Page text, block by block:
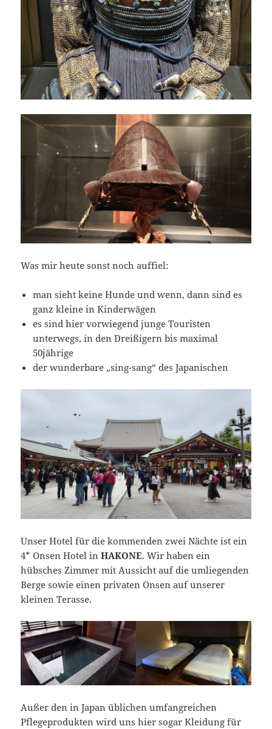
Was mir heute sonst noch auffiel:
man sieht keine Hunde und wenn, dann sind es
ganz kleine in Kinderwägen
es sind hier vorwiegend junge Touristen
unterwegs, in den Dreißigern bis maximal
50jährige
der wunderbare „sing-sang“ des Japanischen
Unser Hotel für die kommenden zwei Nächte ist ein
4* Onsen Hotel inHAKONE. Wir haben ein
hübsches Zimmer mit Aussicht auf die umliegenden
Berge sowie einen privaten Onsen auf unserer
kleinen Terasse.
Außer den in Japan üblichen umfangreichen
Pflegeprodukten wird uns hier sogar Kleidung für